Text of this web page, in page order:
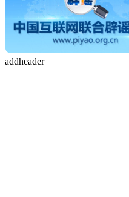
addheader